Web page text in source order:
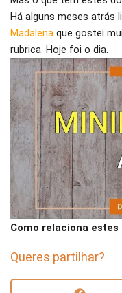
Há alguns meses atrás li
Madalena que gostei
rubrica. Hoje foi o dia.
Como relaciona estes
Queres partilhar?